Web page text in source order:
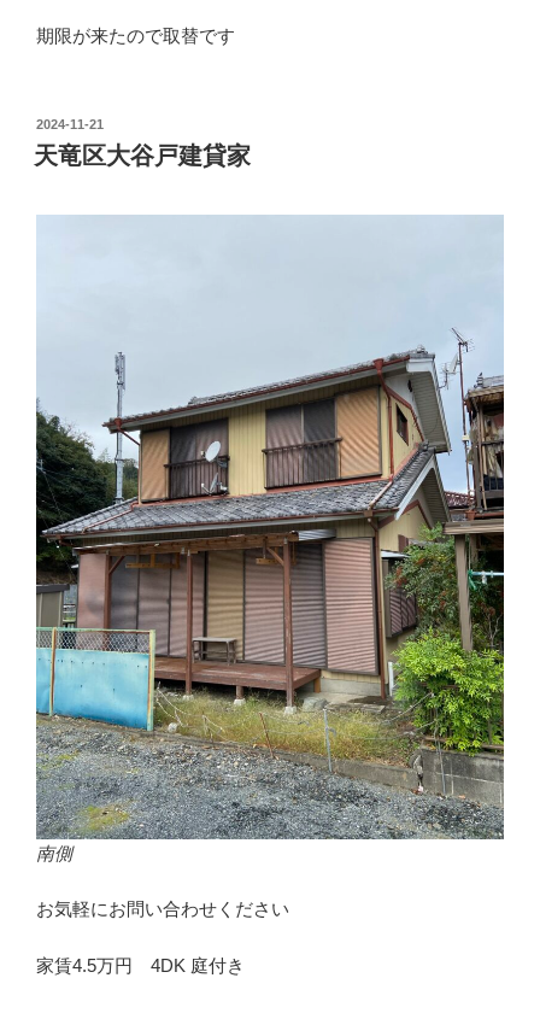
期限が来たので取替です
投
稿
日:
2024-11-21
天竜区大谷戸建貸家
南側
お気軽にお問い合わせください
家賃4.5万円 4DK 庭付き